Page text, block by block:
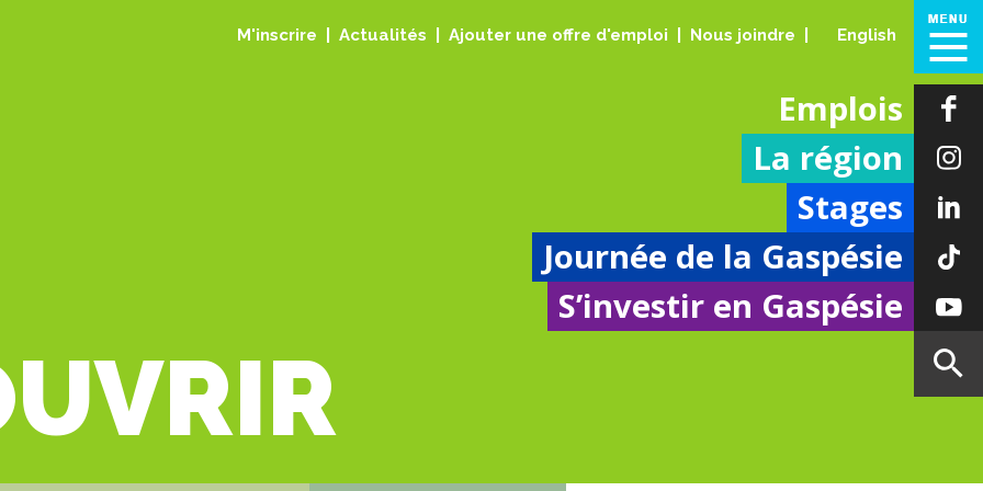
M'inscrire Actualités Ajouter une offre d'emploi Nous joindre English
Emplois
La région
Stages
Journée de la Gaspésie
S’investir en Gaspésie